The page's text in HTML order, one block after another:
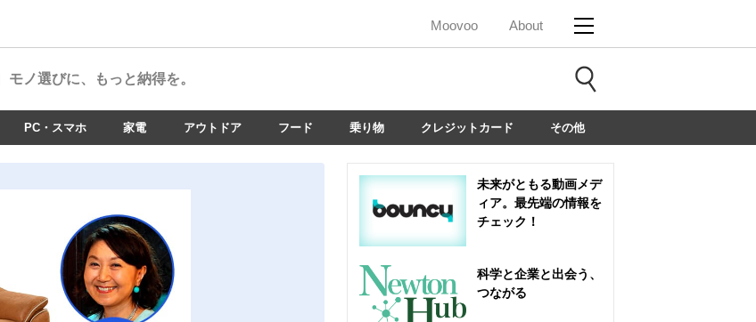
Moovoo About
モノ選びに、もっと納得を。
PC・スマホ 家電 アウトドア フード 乗り物 クレジットカード その他
未来がともる動画メデ
ィア。最先端の情報を
チェック！
科学と企業と出会う、
つながる